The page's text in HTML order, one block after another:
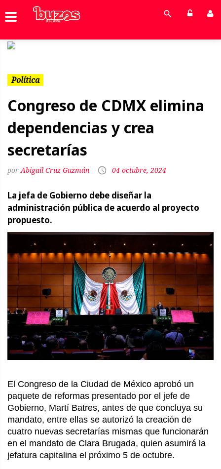
Política
Congreso de CDMX elimina
dependencias y crea
secretarías
Abigail Cruz Guzmán 04 octubre, 2024
La jefa de Gobierno debe diseñar la
administración pública de acuerdo al proyecto
propuesto.
El Congreso de la Ciudad de México aprobó un
paquete de reformas presentado por el jefe de
Gobierno, Martí Batres, antes de que concluya su
mandato, entre ellas se autorizó la creación de
cuatro nuevas secretarías mismas que funcionarán
en el mandato de Clara Brugada, quien asumirá la
jefatura capitalina el próximo 5 de octubre.